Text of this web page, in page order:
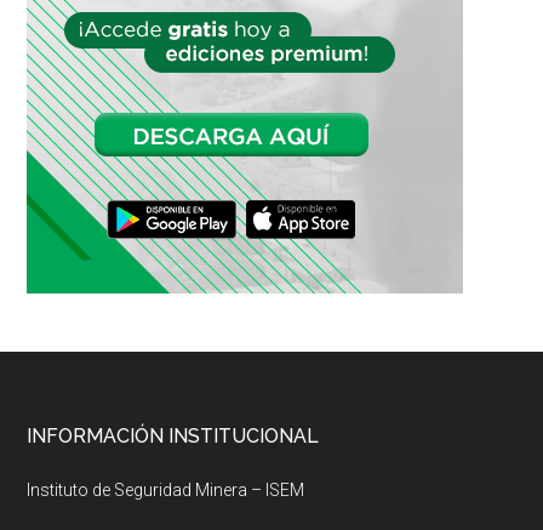
Footer
INFORMACIÓN INSTITUCIONAL
Instituto de Seguridad Minera – ISEM